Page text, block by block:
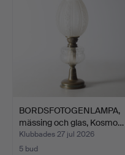
BORDSFOTOGENLAMPA,
mässing och glas, Kosmo…
Klubbades 27 jul 2026
5 bud